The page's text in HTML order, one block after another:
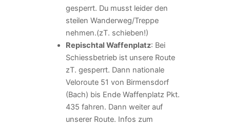
gesperrt. Du musst leider den
steilen Wanderweg/Treppe
nehmen.(zT. schieben!)
Repischtal Waffenplatz: Bei
Schiessbetrieb ist unsere Route
zT. gesperrt. Dann nationale
Veloroute 51 von Birmensdorf
(Bach) bis Ende Waffenplatz Pkt.
435 fahren. Dann weiter auf
unserer Route. Infos zum